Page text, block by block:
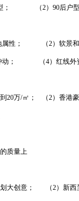
（2） 90后户
性； （2）软景
； （4）红线外
20万/㎡ ； （2）香港
质量上
大创意； （2）新西